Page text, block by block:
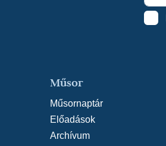
Műsor
Műsornaptár
Előadások
Archívum